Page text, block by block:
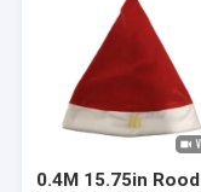
0.4M 15.75in Rood